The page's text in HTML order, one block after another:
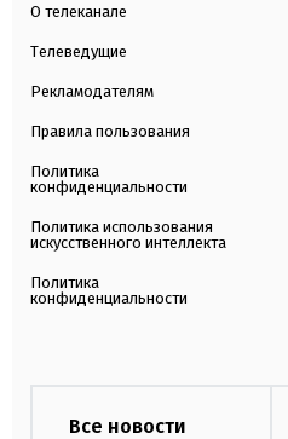
О телеканале
Телеведущие
Рекламодателям
Правила пользования
Политика
конфиденциальности
Политика использования
искусственного интеллекта
Политика
конфиденциальности
Все новости